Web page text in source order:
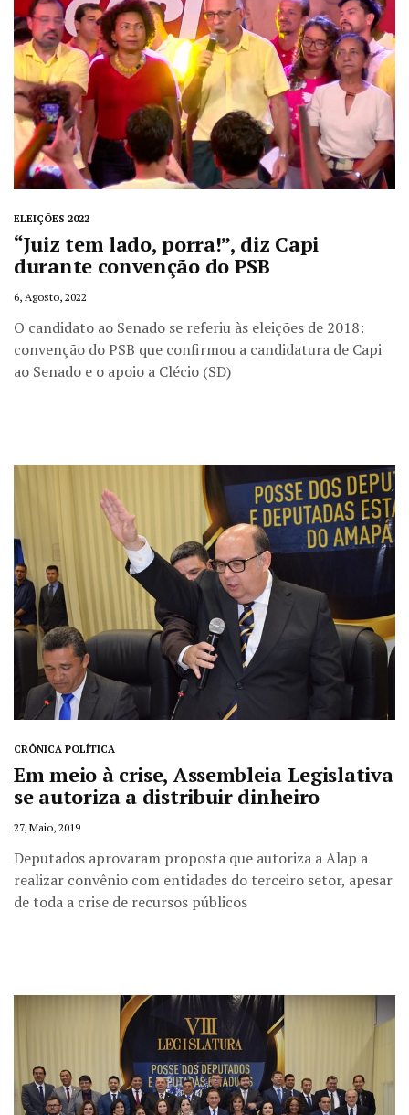
ELEIÇÕES 2022
“Juiz tem lado, porra!”, diz Capi
durante convenção do PSB
6, Agosto, 2022
O candidato ao Senado se referiu às eleições de 2018:
convenção do PSB que confirmou a candidatura de Capi
ao Senado e o apoio a Clécio (SD)
CRÔNICA POLÍTICA
Em meio à crise, Assembleia Legislativa
se autoriza a distribuir dinheiro
27, Maio, 2019
Deputados aprovaram proposta que autoriza a Alap a
realizar convênio com entidades do terceiro setor, apesar
de toda a crise de recursos públicos